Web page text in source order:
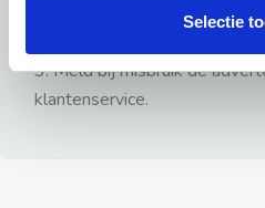
Selectie
3: Meld bij misbruik de
klantenservice.